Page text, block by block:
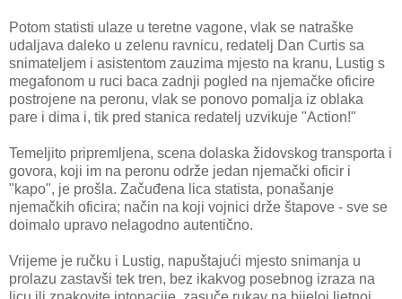
Potom statisti ulaze u teretne vagone, vlak se natraške
udaljava daleko u zelenu ravnicu, redatelj Dan Curtis sa
snimateljem i asistentom zauzima mjesto na kranu, Lustig s
megafonom u ruci baca zadnji pogled na njemačke oficire
postrojene na peronu, vlak se ponovo pomalja iz oblaka
pare i dima i, tik pred stanica redatelj uzvikuje "Action!"
Temeljito pripremljena, scena dolaska židovskog transporta i
govora, koji im na peronu održe jedan njemački oficir i
"kapo", je prošla. Začuđena lica statista, ponašanje
njemačkih oficira; način na koji vojnici drže štapove - sve se
doimalo upravo nelagodno autentično.
Vrijeme je ručku i Lustig, napuštajući mjesto snimanja u
prolazu zastavši tek tren, bez ikakvog posebnog izraza na